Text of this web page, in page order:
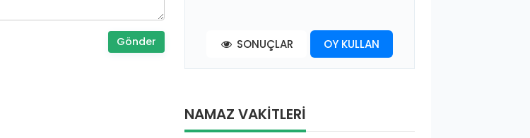
Gönder SONUÇLAR OY KULLAN
NAMAZ VAKİTLERİ